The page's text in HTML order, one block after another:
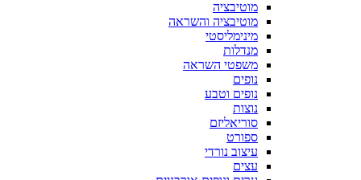
מוטיבציה
מוטיבציה והשראה
מינימליסטי
מנדלות
משפטי השראה
נופים
נופים וטבע
נוצות
סוריאליזם
ספורט
עיצוב נורדי
עצים